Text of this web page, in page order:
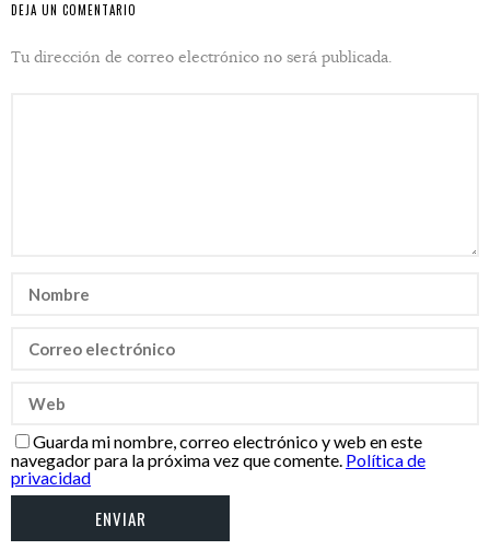
DEJA UN COMENTARIO
Tu dirección de correo electrónico no será publicada.
Guarda mi nombre, correo electrónico y web en este
navegador para la próxima vez que comente. Política de
privacidad